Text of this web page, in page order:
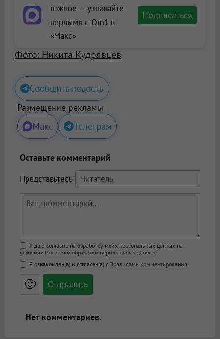
важное — узнавайте
первыми с Om1 в
«Макс»
Подписаться
Фото: Никита Кудрявцев
Сообщить новость
Размещение рекламы
Макс Телеграм
Оставьте комментарий
Представьтесь
Поддержка HTML
<b>, <strong>, <u>, <i>, <em>, <s>, <big>,
<small>, <sup>, <sub>, <pre>, <ul>, <ol>, <li>,
<blockquote>, <code> экранирует HTML,
адреса URL автоматически становятся
ссылками, и [img]адрес[/img] будет
Я даю согласие на обработку моих персональных данных на
условиях Политики обработки персональных данных.
Я ознакомлен(а) и согласен(а) с Правилами комментирования.
🙂
Нет комментариев.